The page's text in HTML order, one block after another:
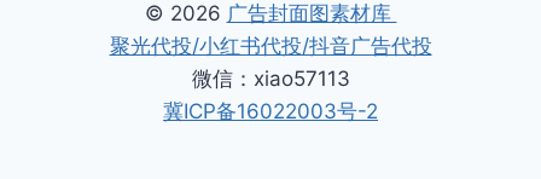
© 2026 广告封面图素材库
聚光代投/小红书代投/抖音广告代投
微信：xiao57113
冀ICP备16022003号-2